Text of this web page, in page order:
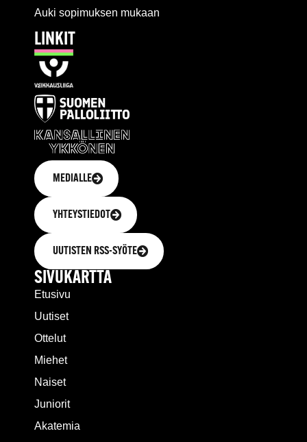
Auki sopimuksen mukaan
LINKIT
MEDIALLE
YHTEYSTIEDOT
UUTISTEN RSS-SYÖTE
SIVUKARTTA
Etusivu
Uutiset
Ottelut
Miehet
Naiset
Juniorit
Akatemia